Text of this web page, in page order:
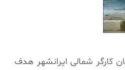
خیابان کارگر شمالی ایرانشهر هدف